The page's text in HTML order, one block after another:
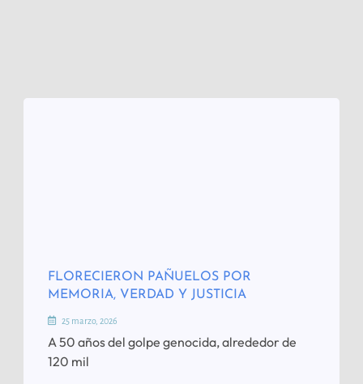
FLORECIERON PAÑUELOS POR
MEMORIA, VERDAD Y JUSTICIA
25 marzo, 2026
A 50 años del golpe genocida, alrededor de
120 mil